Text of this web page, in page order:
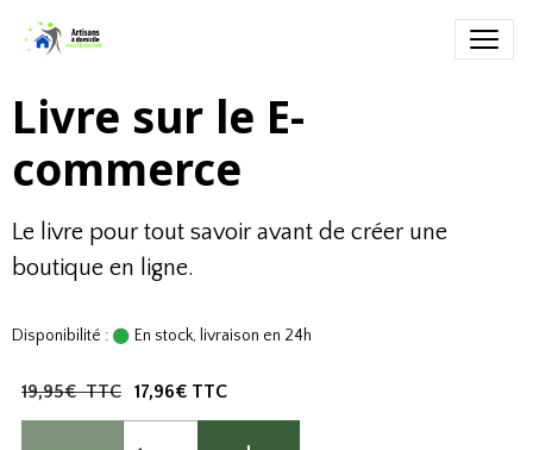
Livre sur le E-
commerce
Le livre pour tout savoir avant de créer une
boutique en ligne.
Disponibilité : En stock, livraison en 24h
19,95€ TTC 17,96€ TTC